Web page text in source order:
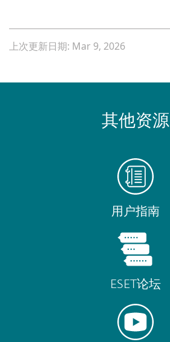
上次更新日期: Mar 9, 2026
其他资源
用户指南
ESET论坛